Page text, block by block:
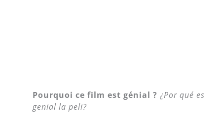
Pourquoi ce film est génial ? ¿Por qué es
genial la peli?